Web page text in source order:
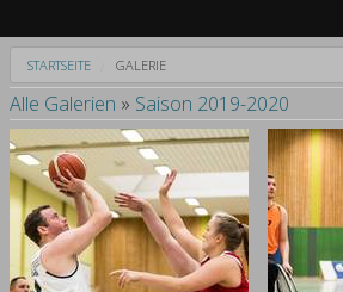
Nachrichten
Galerie
Partner
Breitensportabteilung
Verein
STARTSEITE GALERIE
Alle Galerien » Saison 2019-2020